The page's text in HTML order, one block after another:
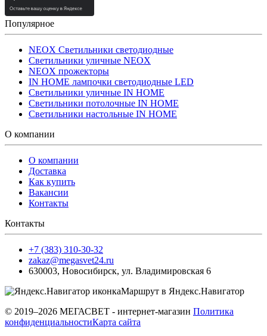
Популярное
NEOX Светильники светодиодные
Светильники уличные NEOX
NEOX прожекторы
IN HOME лампочки светодиодные LED
Светильники уличные IN HOME
Светильники потолочные IN HOME
Светильники настольные IN HOME
О компании
О компании
Доставка
Как купить
Вакансии
Контакты
Контакты
+7 (383) 310-30-32
zakaz@megasvet24.ru
630003, Новосибирск, ул. Владимировская 6
Маршрут в Яндекс.Навигатор
© 2019–2026 МЕГАСВЕТ - интернет-магазин Политика
конфиденциальностиКарта сайта